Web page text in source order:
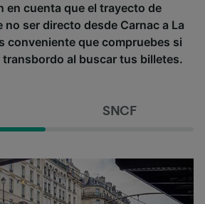
en cuenta que el trayecto de
ser directo desde Carnac a La
conveniente que compruebes si
transbordo al buscar tus billetes.
SNCF